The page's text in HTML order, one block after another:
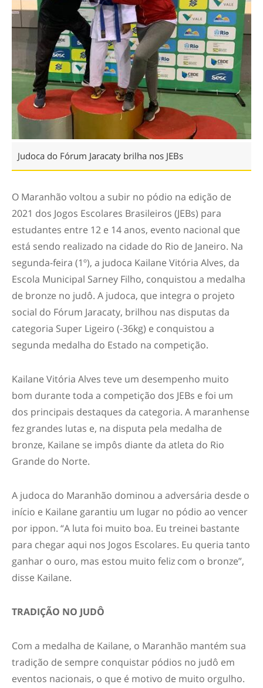
Judoca do Fórum Jaracaty brilha nos JEBs
O Maranhão voltou a subir no pódio na edição de
2021 dos Jogos Escolares Brasileiros (JEBs) para
estudantes entre 12 e 14 anos, evento nacional que
está sendo realizado na cidade do Rio de Janeiro. Na
segunda-feira (1º), a judoca Kailane Vitória Alves, da
Escola Municipal Sarney Filho, conquistou a medalha
de bronze no judô. A judoca, que integra o projeto
social do Fórum Jaracaty, brilhou nas disputas da
categoria Super Ligeiro (-36kg) e conquistou a
segunda medalha do Estado na competição.
Kailane Vitória Alves teve um desempenho muito
bom durante toda a competição dos JEBs e foi um
dos principais destaques da categoria. A maranhense
fez grandes lutas e, na disputa pela medalha de
bronze, Kailane se impôs diante da atleta do Rio
Grande do Norte.
A judoca do Maranhão dominou a adversária desde o
início e Kailane garantiu um lugar no pódio ao vencer
por ippon. “A luta foi muito boa. Eu treinei bastante
para chegar aqui nos Jogos Escolares. Eu queria tanto
ganhar o ouro, mas estou muito feliz com o bronze”,
disse Kailane.
TRADIÇÃO NO JUDÔ
Com a medalha de Kailane, o Maranhão mantém sua
tradição de sempre conquistar pódios no judô em
eventos nacionais, o que é motivo de muito orgulho.